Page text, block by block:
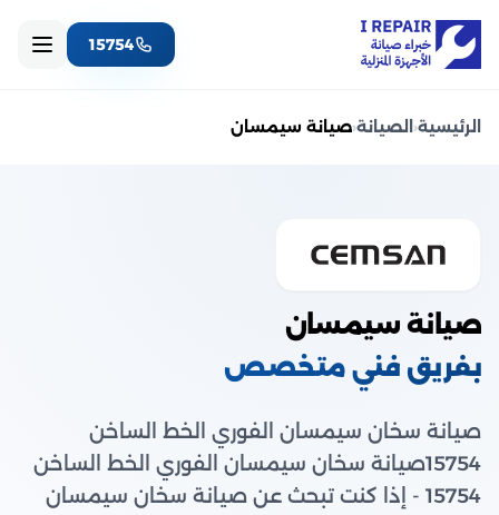
15754
الرئيسية‹ الصيانة‹صيانة سيمسان
صيانة سيمسان
بفريق فني متخصص
صيانة سخان سيمسان الفوري الخط الساخن
15754صيانة سخان سيمسان الفوري الخط الساخن
15754 - إذا كنت تبحث عن صيانة سخان سيمسان